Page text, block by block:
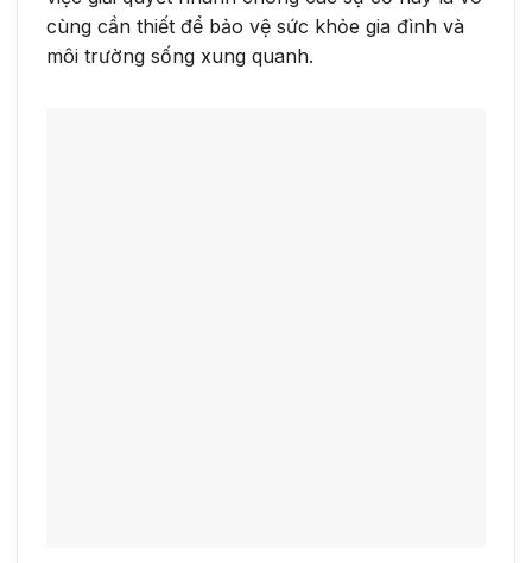
cùng cần thiết để bảo vệ sức khỏe gia đình và
môi trường sống xung quanh.